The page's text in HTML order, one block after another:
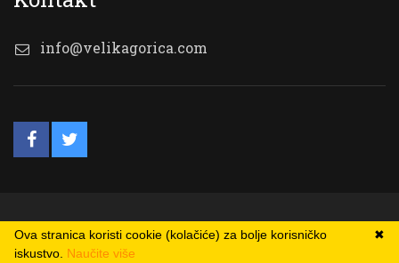
info@velikagorica.com
© VG Online ✖
Ova stranica koristi cookie (kolačiće) za bolje korisničko
iskustvo. Naučite više